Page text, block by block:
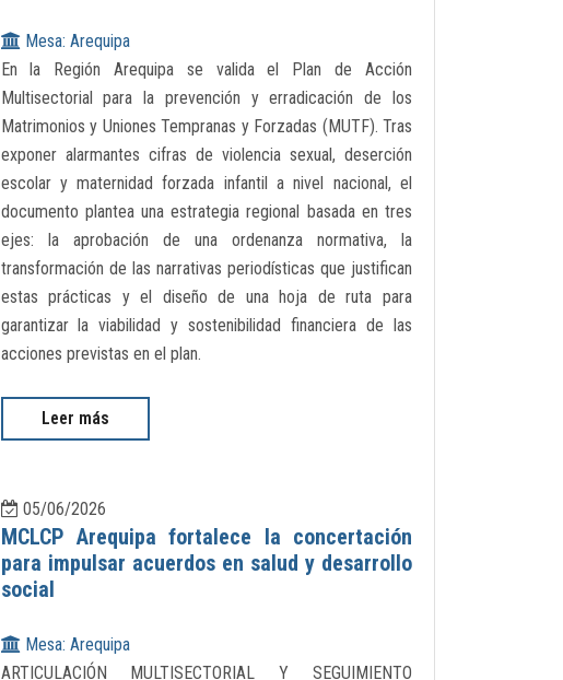
Mesa: Arequipa
En la Región Arequipa se valida el Plan de Acción
Multisectorial para la prevención y erradicación de los
Matrimonios y Uniones Tempranas y Forzadas (MUTF). Tras
exponer alarmantes cifras de violencia sexual, deserción
escolar y maternidad forzada infantil a nivel nacional, el
documento plantea una estrategia regional basada en tres
ejes: la aprobación de una ordenanza normativa, la
transformación de las narrativas periodísticas que justifican
estas prácticas y el diseño de una hoja de ruta para
garantizar la viabilidad y sostenibilidad financiera de las
acciones previstas en el plan.
Leer más
05/06/2026
MCLCP Arequipa fortalece la concertación
para impulsar acuerdos en salud y desarrollo
social
Mesa: Arequipa
ARTICULACIÓN MULTISECTORIAL Y SEGUIMIENTO